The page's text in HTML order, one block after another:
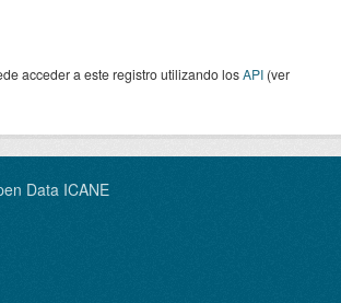
acceder a este registro utilizando losAPI (ver
Data ICANE